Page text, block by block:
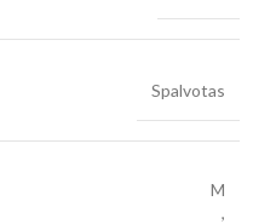
Spalvotas
M
,